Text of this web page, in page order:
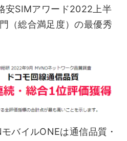
安SIMアワード2022上半
（総合満足度）の最優秀
バイルONEは通信品質・